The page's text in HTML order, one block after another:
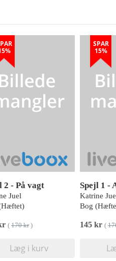
2 - På vagt
Juel
( 170 kr)
Læg i kurv
SPAR
15%
Spejl 1 -
Katrine
Bog
145 kr (